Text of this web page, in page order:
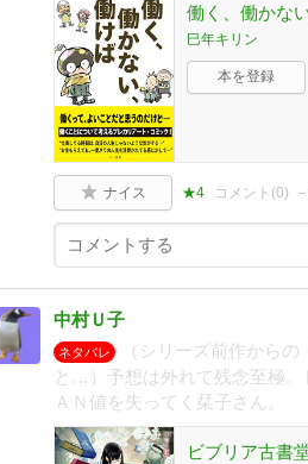
働く、働かな
巳年キリン
本を登録
ナイス ★4 コメント(0)
中村Ｕ子
ネタバレ
（シリーズ前作から
と…）予想は外れて残念至極。
ＡＮ値を失ってく栞子さん。
ビブリア古書